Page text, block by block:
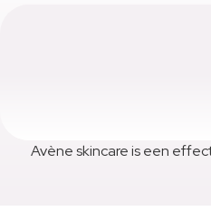
Avène skincare is een